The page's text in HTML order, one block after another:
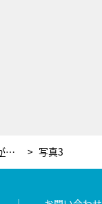
「今年これで勝負する！」クールポコ。らが再ブレイクをかけて“新ネタ”を披露 写真3